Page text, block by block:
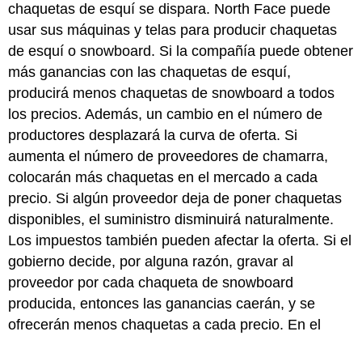
chaquetas de esquí se dispara. North Face puede
usar sus máquinas y telas para producir chaquetas
de esquí o snowboard. Si la compañía puede obtener
más ganancias con las chaquetas de esquí,
producirá menos chaquetas de snowboard a todos
los precios. Además, un cambio en el número de
productores desplazará la curva de oferta. Si
aumenta el número de proveedores de chamarra,
colocarán más chaquetas en el mercado a cada
precio. Si algún proveedor deja de poner chaquetas
disponibles, el suministro disminuirá naturalmente.
Los impuestos también pueden afectar la oferta. Si el
gobierno decide, por alguna razón, gravar al
proveedor por cada chaqueta de snowboard
producida, entonces las ganancias caerán, y se
ofrecerán menos chaquetas a cada precio. En el